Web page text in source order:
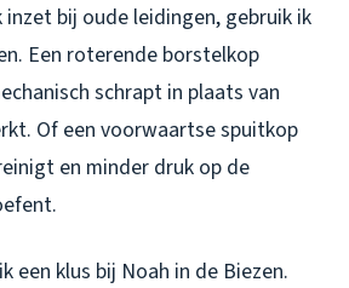
inzet bij oude leidingen, gebruik ik
Een roterende borstelkop
schrapt in plaats van
Of een voorwaartse spuitkop
en minder druk op de
een klus bij Noah in de Biezen.